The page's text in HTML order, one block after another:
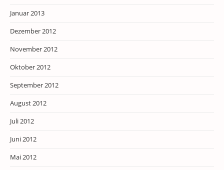
Januar 2013
Dezember 2012
November 2012
Oktober 2012
September 2012
August 2012
Juli 2012
Juni 2012
Mai 2012